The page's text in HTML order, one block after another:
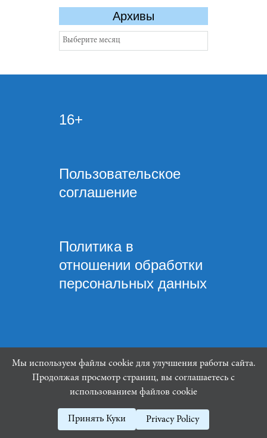
Архивы
Архивы
16+
Пользовательское
соглашение
Политика в
отношении обработки
персональных данных
Mindware Lab ©
Мы используем файлы cookie для улучшения работы сайта.
Продолжая просмотр страниц, вы соглашаетесь с
использованием файлов cookie
Принять Куки Privacy Policy